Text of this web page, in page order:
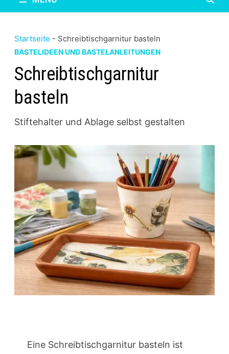
Startseite - Schreibtischgarnitur basteln
BASTELIDEEN UND BASTELANLEITUNGEN
Schreibtischgarnitur
basteln
Stiftehalter und Ablage selbst gestalten
Eine Schreibtischgarnitur basteln ist